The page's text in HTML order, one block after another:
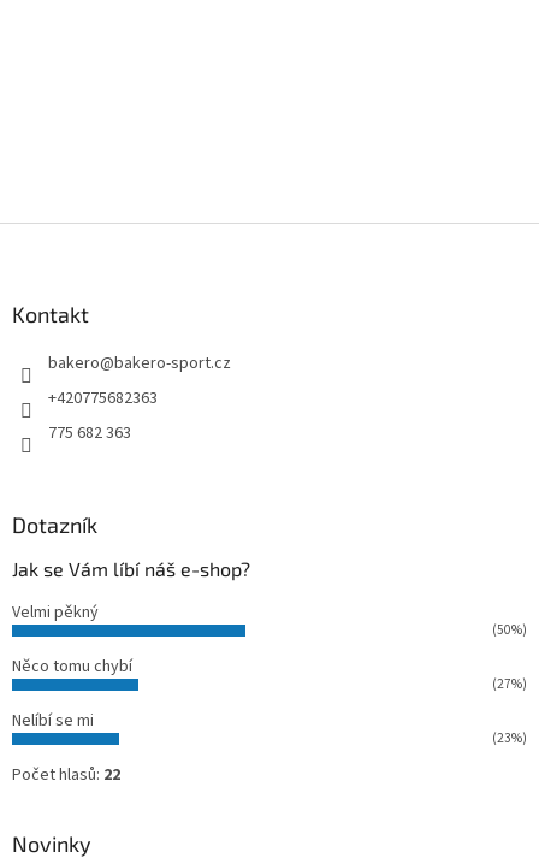
Kontakt
bakero@bakero-sport.cz
+420775682363
775 682 363
Dotazník
Jak se Vám líbí náš e-shop?
Velmi pěkný
(50%)
Něco tomu chybí
(27%)
Nelíbí se mi
(23%)
Počet hlasů: 22
Novinky